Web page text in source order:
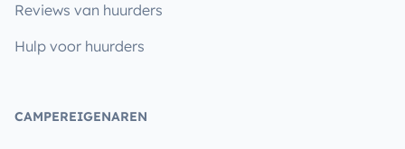
Reviews van huurders
Hulp voor huurders
CAMPEREIGENAREN